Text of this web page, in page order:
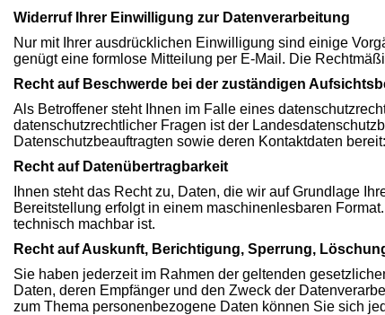
Widerruf Ihrer Einwilligung zur Datenverarbeitung
Nur mit Ihrer ausdrücklichen Einwilligung sind einige
genügt eine formlose Mitteilung per E-Mail. Die
Recht auf Beschwerde bei der zuständigen
Als Betroffener steht Ihnen im Falle eines
datenschutzrechtlicher Fragen ist der
Datenschutzbeauftragten sowie deren Kontaktdaten bereit:
Recht auf Datenübertragbarkeit
Ihnen steht das Recht zu, Daten, die wir auf Grundlage
Bereitstellung erfolgt in einem maschinenlesbaren
technisch machbar ist.
Recht auf Auskunft, Berichtigung, Sperrung,
Sie haben jederzeit im Rahmen der geltenden
Daten, deren Empfänger und den Zweck der
zum Thema personenbezogene Daten können Sie sich